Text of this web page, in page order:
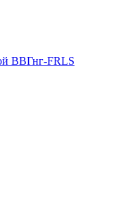
ВВГнг-FRLS